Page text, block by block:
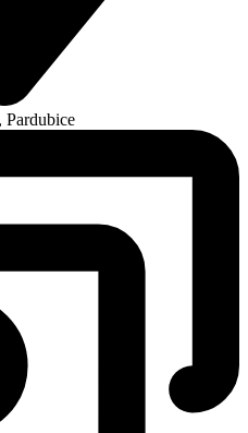
Pardubice